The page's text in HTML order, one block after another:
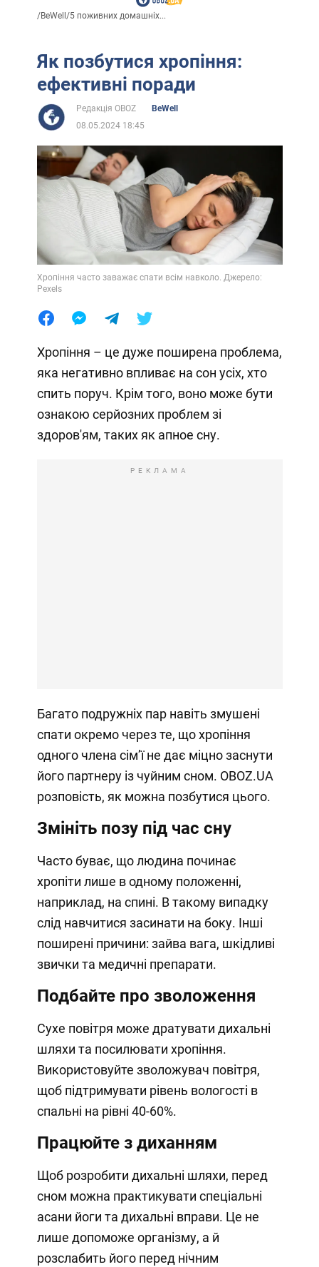
/BeWell /5 поживних домашніх...
Як позбутися хропіння:
ефективні поради
Редакція OBOZ
BeWell
08.05.2024 18:45
Хропіння часто заважає спати всім навколо. Джерело:
Pexels
Хропіння – це дуже поширена проблема,
яка негативно впливає на сон усіх, хто
спить поруч. Крім того, воно може бути
ознакою серйозних проблем зі
здоров'ям, таких як апное сну.
РЕКЛАМА
Багато подружніх пар навіть змушені
спати окремо через те, що хропіння
одного члена сімʼї не дає міцно заснути
його партнеру із чуйним сном. OBOZ.UA
розповість, як можна позбутися цього.
Змініть позу під час сну
Часто буває, що людина починає
хропіти лише в одному положенні,
наприклад, на спині. В такому випадку
слід навчитися засинати на боку. Інші
поширені причини: зайва вага, шкідливі
звички та медичні препарати.
Подбайте про зволоження
Сухе повітря може дратувати дихальні
шляхи та посилювати хропіння.
Використовуйте зволожувач повітря,
щоб підтримувати рівень вологості в
спальні на рівні 40-60%.
Працюйте з диханням
Щоб розробити дихальні шляхи, перед
сном можна практикувати спеціальні
асани йоги та дихальні вправи. Це не
лише допоможе організму, а й
розслабить його перед нічним